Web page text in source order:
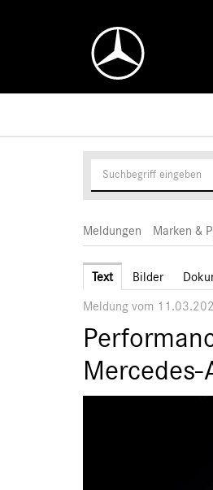
Meldungen Marken &
Text Bilder
Meldung vom
Mercedes-